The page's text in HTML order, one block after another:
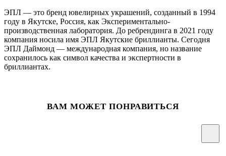
ЭПЛ — это бренд ювелирных украшений, созданный в 1994
году в Якутске, Россия, как Экспериментально-
производственная лаборатория. До ребрендинга в 2021 году
компания носила имя ЭПЛ Якутские бриллианты. Сегодня
ЭПЛ Даймонд — международная компания, но название
сохранилось как символ качества и экспертности в
бриллиантах.
ВАМ МОЖЕТ ПОНРАВИТЬСЯ